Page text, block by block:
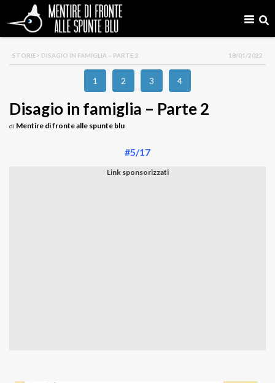
STORIE> DISAGIO IN FAMIGLIA – PARTE 2 18/01/2022
1 2 3 4
Disagio in famiglia – Parte 2
di Mentire di fronte alle spunte blu
#5/17